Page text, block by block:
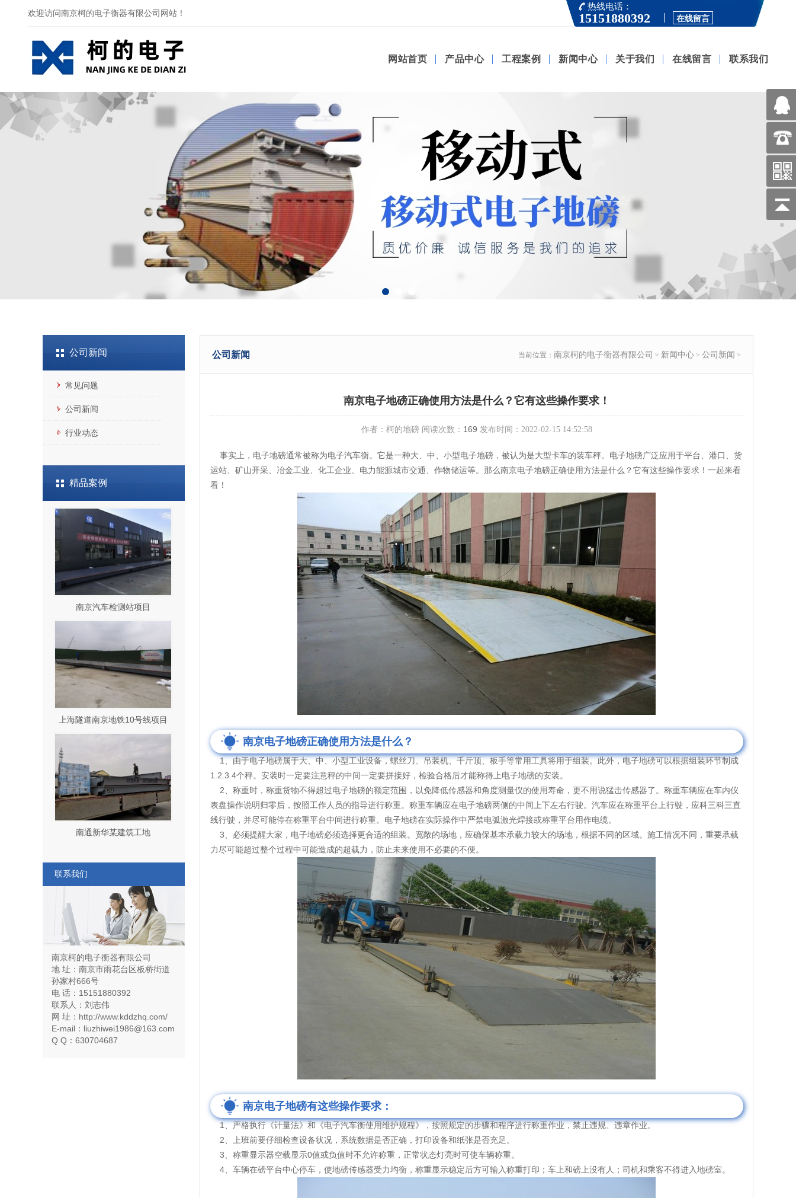
欢迎访问南京柯的电子衡器有限公司网站！
热线电话：
15151880392 在线留言
网站首页 产品中心 工程案例 新闻中心 关于我们 在线留言 联系我们
公司新闻
常见问题
公司新闻
行业动态
精品案例
南京汽车检测站项目
上海隧道南京地铁10号线项目
南通新华某建筑工地
联系我们
南京柯的电子衡器有限公司
地 址：南京市雨花台区板桥街道
孙家村666号
电 话：15151880392
联系人：刘志伟
网 址：http://www.kddzhq.com/
E-mail：liuzhiwei1986@163.com
Q Q：630704687
公司新闻 当前位置： 南京柯的电子衡器有限公司 > 新闻中心 > 公司新闻 >
南京电子地磅正确使用方法是什么？它有这些操作要求！
作者：柯的地磅 阅读次数： 169 发布时间：2022-02-15 14:52:58
事实上，电子地磅通常被称为电子汽车衡。它是一种大、中、小型电子地磅，被认为是大型卡车的装车秤。电子地磅广泛应用于平台、港口、货
运站、矿山开采、冶金工业、化工企业、电力能源城市交通、作物储运等。那么南京电子地磅正确使用方法是什么？它有这些操作要求！一起来看
看！
南京电子地磅正确使用方法是什么？
1、由于电子地磅属于大、中、小型工业设备，螺丝刀、吊装机、千斤顶、板手等常用工具将用于组装。此外，电子地磅可以根据组装环节制成
1.2.3.4个秤。安装时一定要注意秤的中间一定要拼接好，检验合格后才能称得上电子地磅的安装。
2、称重时，称重货物不得超过电子地磅的额定范围，以免降低传感器和角度测量仪的使用寿命，更不用说猛击传感器了。称重车辆应在车内仪
表盘操作说明归零后，按照工作人员的指导进行称重。称重车辆应在电子地磅两侧的中间上下左右行驶。汽车应在称重平台上行驶，应科三科三直
线行驶，并尽可能停在称重平台中间进行称重。电子地磅在实际操作中严禁电弧激光焊接或称重平台用作电缆。
3、必须提醒大家，电子地磅必须选择更合适的组装。宽敞的场地，应确保基本承载力较大的场地，根据不同的区域。施工情况不同，重要承载
力尽可能超过整个过程中可能造成的超载力，防止未来使用不必要的不便。
南京电子地磅有这些操作要求：
1、严格执行《计量法》和《电子汽车衡使用维护规程》，按照规定的步骤和程序进行称重作业，禁止违规、违章作业。
2、上班前要仔细检查设备状况，系统数据是否正确，打印设备和纸张是否充足。
3、称重显示器空载显示0值或负值时不允许称重，正常状态灯亮时可使车辆称重。
4、车辆在磅平台中心停车，使地磅传感器受力均衡，称重显示稳定后方可输入称重打印；车上和磅上没有人；司机和乘客不得进入地磅室。